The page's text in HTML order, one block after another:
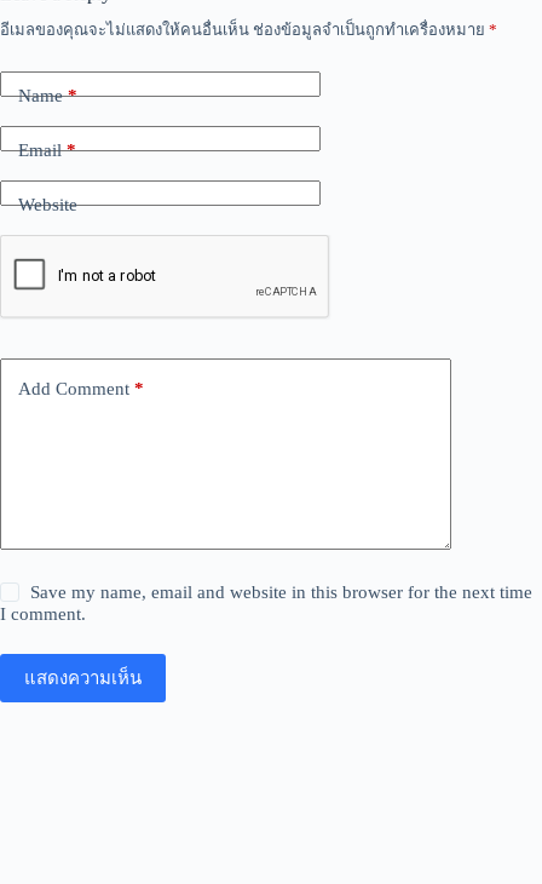
อีเมลของคุณจะไม่แสดงให้คนอื่นเห็น ช่องข้อมูลจำเป็นถูกทำเครื่องหมาย *
Name*
Email*
Website
Add Comment *
Save my name, email and website in this browser for the next time
I comment.
แสดงความเห็น